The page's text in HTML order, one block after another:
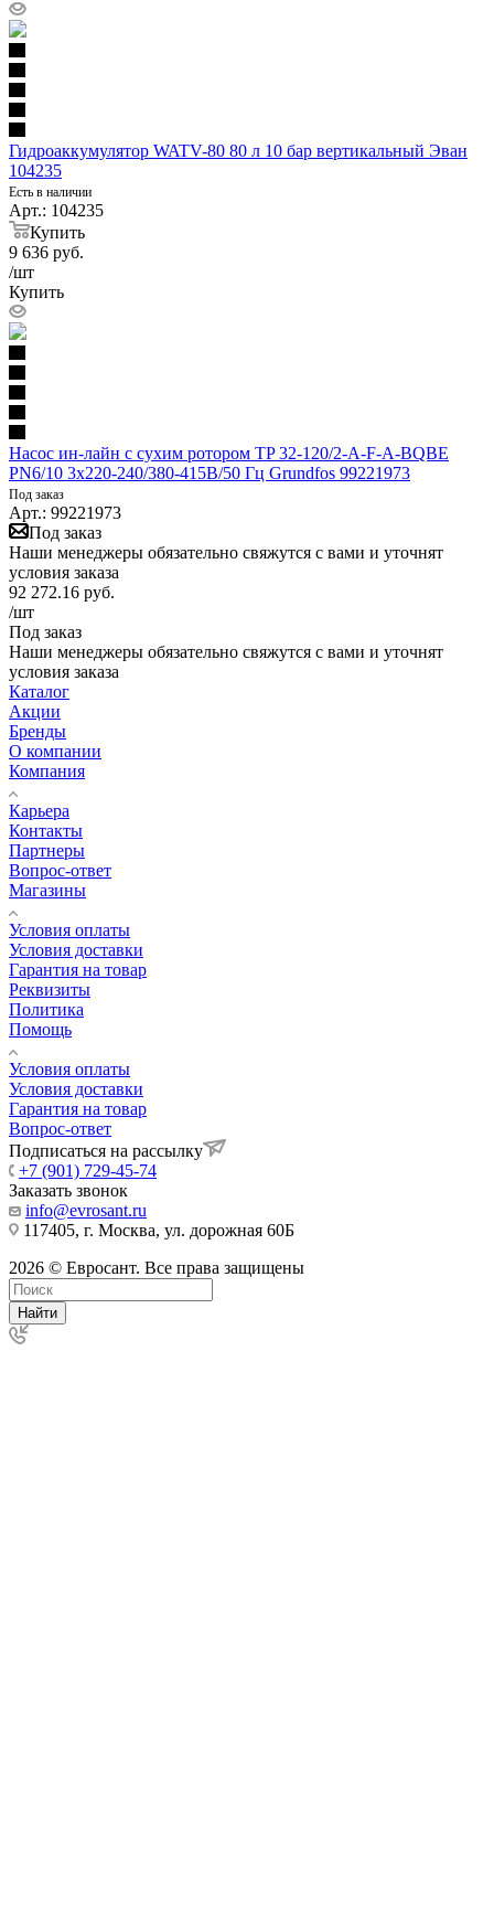
Гидроаккумулятор WATV-80 80 л 10 бар вертикальный Эван
104235
Есть в наличии
Арт.: 104235
Купить
9 636 руб.
/шт
Купить
Насос ин-лайн с сухим ротором TP 32-120/2-A-F-A-BQBE
PN6/10 3х220-240/380-415В/50 Гц Grundfos 99221973
Под заказ
Арт.: 99221973
Под заказ
Наши менеджеры обязательно свяжутся с вами и уточнят
условия заказа
92 272.16 руб.
/шт
Под заказ
Наши менеджеры обязательно свяжутся с вами и уточнят
условия заказа
Каталог
Акции
Бренды
О компании
Компания
Карьера
Контакты
Партнеры
Вопрос-ответ
Магазины
Условия оплаты
Условия доставки
Гарантия на товар
Реквизиты
Политика
Помощь
Условия оплаты
Условия доставки
Гарантия на товар
Вопрос-ответ
Подписаться на рассылку
+7 (901) 729-45-74
Заказать звонок
info@evrosant.ru
117405, г. Москва, ул. дорожная 60Б
2026 © Евросант. Все права защищены
Найти